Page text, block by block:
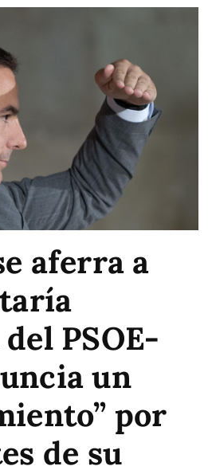
aferra a
PSOE-
un
por
de su